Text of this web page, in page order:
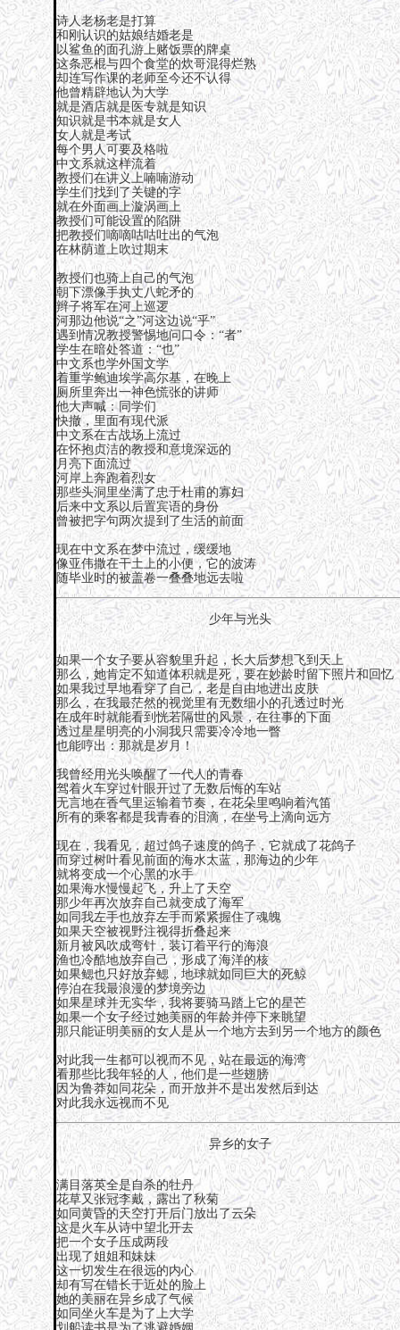
诗人老杨老是打算
和刚认识的姑娘结婚老是
以鲨鱼的面孔游上赌饭票的牌桌
这条恶棍与四个食堂的炊哥混得烂熟
却连写作课的老师至今还不认得
他曾精辟地认为大学
就是酒店就是医专就是知识
知识就是书本就是女人
女人就是考试
每个男人可要及格啦
中文系就这样流着
教授们在讲义上喃喃游动
学生们找到了关键的字
就在外面画上漩涡画上
教授们可能设置的陷阱
把教授们嘀嘀咕咕吐出的气泡
在林荫道上吹过期末
教授们也骑上自己的气泡
朝下漂像手执丈八蛇矛的
辫子将军在河上巡逻
河那边他说“之”河这边说“乎”
遇到情况教授警惕地问口令：“者”
学生在暗处答道：“也”
中文系也学外国文学
着重学鲍迪埃学高尔基，在晚上
厕所里奔出一神色慌张的讲师
他大声喊：同学们
快撤，里面有现代派
中文系在古战场上流过
在怀抱贞洁的教授和意境深远的
月亮下面流过
河岸上奔跑着烈女
那些头洞里坐满了忠于杜甫的寡妇
后来中文系以后置宾语的身份
曾被把字句两次提到了生活的前面
现在中文系在梦中流过，缓缓地
像亚伟撒在干土上的小便，它的波涛
随毕业时的被盖卷一叠叠地远去啦
少年与光头
如果一个女子要从容貌里升起，长大后梦想飞到天上
那么，她肯定不知道体积就是死，要在妙龄时留下照片和回忆
如果我过早地看穿了自己，老是自由地进出皮肤
那么，在我最茫然的视觉里有无数细小的孔透过时光
在成年时就能看到恍若隔世的风景，在往事的下面
透过星星明亮的小洞我只需要冷冷地一瞥
也能哼出：那就是岁月！
我曾经用光头唤醒了一代人的青春
驾着火车穿过针眼开过了无数后悔的车站
无言地在香气里运输着节奏，在花朵里鸣响着汽笛
所有的乘客都是我青春的泪滴，在坐号上滴向远方
现在，我看见，超过鸽子速度的鸽子，它就成了花鸽子
而穿过树叶看见前面的海水太蓝，那海边的少年
就将变成一个心黑的水手
如果海水慢慢起飞，升上了天空
那少年再次放弃自己就变成了海军
如同我左手也放弃左手而紧紧握住了魂魄
如果天空被视野注视得折叠起来
新月被风吹成弯针，装订着平行的海浪
渔也冷酷地放弃自己，形成了海洋的核
如果鳃也只好放弃鳃，地球就如同巨大的死鲸
停泊在我最浪漫的梦境旁边
如果星球并无实华，我将要骑马踏上它的星芒
如果一个女子经过她美丽的年龄并停下来眺望
那只能证明美丽的女人是从一个地方去到另一个地方的颜色
对此我一生都可以视而不见，站在最远的海湾
看那些比我年轻的人，他们是一些翅膀
因为鲁莽如同花朵，而开放并不是出发然后到达
对此我永远视而不见
异乡的女子
满目落英全是自杀的牡丹
花草又张冠李戴，露出了秋菊
如同黄昏的天空打开后门放出了云朵
这是火车从诗中望北开去
把一个女子压成两段
出现了姐姐和妹妹
这一切发生在很远的内心
却有写在错长于近处的脸上
她的美丽在异乡成了气候
如同坐火车是为了上大学